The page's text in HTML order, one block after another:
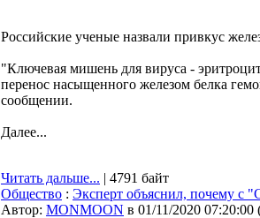
Российские ученые назвали привкус
"Ключевая мишень для вируса -
перенос насыщенного железом белка
сообщении.
Далее...
Читать дальше... | 4791 байт
Общество : Эксперт объяснил, почему с
Автор: MONMOON в 01/11/2020 07:20:00